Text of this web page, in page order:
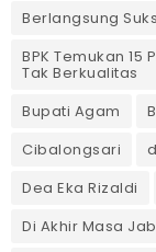
Berlangsung
BPK Temukan
Tak Berkualitas
Bupati Agam
Cibalongsari
Dea Eka Rizaldi
‎Di Akhir Masa